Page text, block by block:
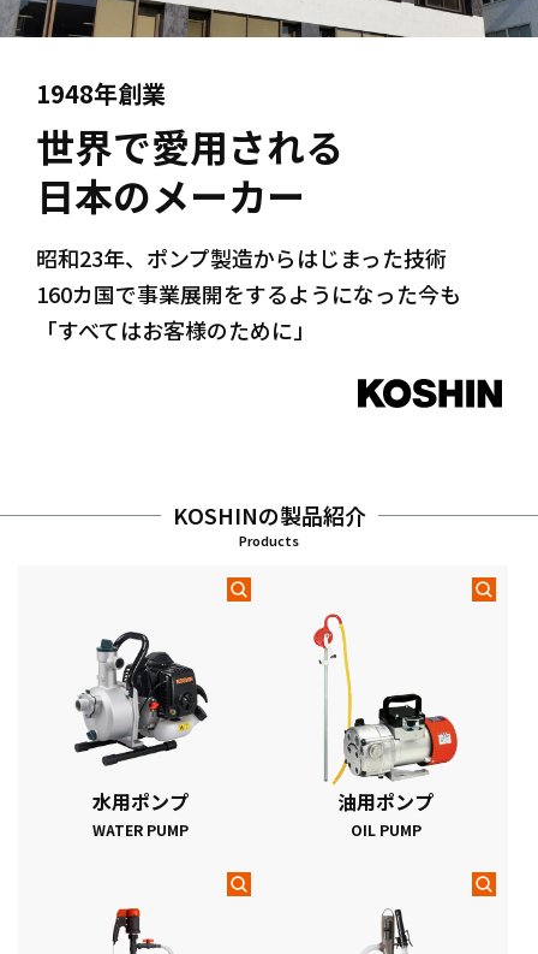
1948年創業
世界で愛用される
日本のメーカー
昭和23年、ポンプ製造からはじまった技術
160カ国で事業展開をするようになった今も
「すべてはお客様のために」
KOSHINの製品紹介
Products
水用ポンプ
WATER PUMP
油用ポンプ
OIL PUMP